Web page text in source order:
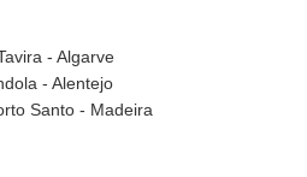
- Algarve
- Alentejo
Santo - Madeira